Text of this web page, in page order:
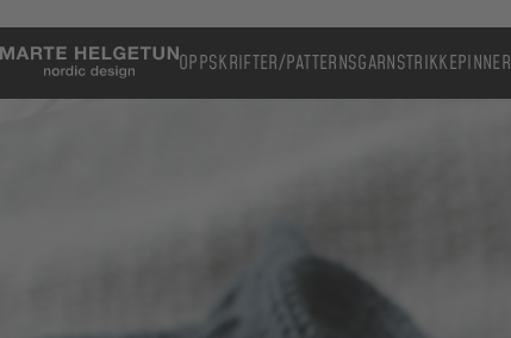
OPPSKRIFTER/PATTERNSGARNSTRIKKEPINNER